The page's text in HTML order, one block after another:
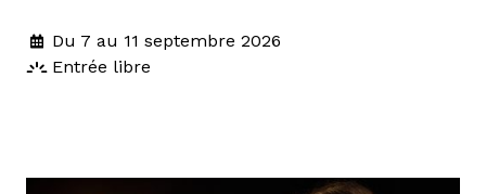
Du 7 au 11 septembre 2026
Entrée libre